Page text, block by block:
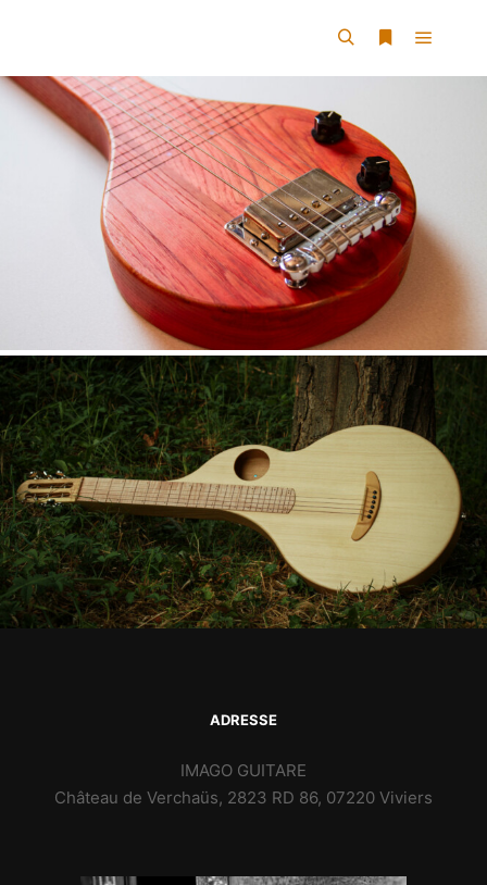
ADRESSE
IMAGO GUITARE
Château de Verchaüs, 2823 RD 86, 07220 Viviers